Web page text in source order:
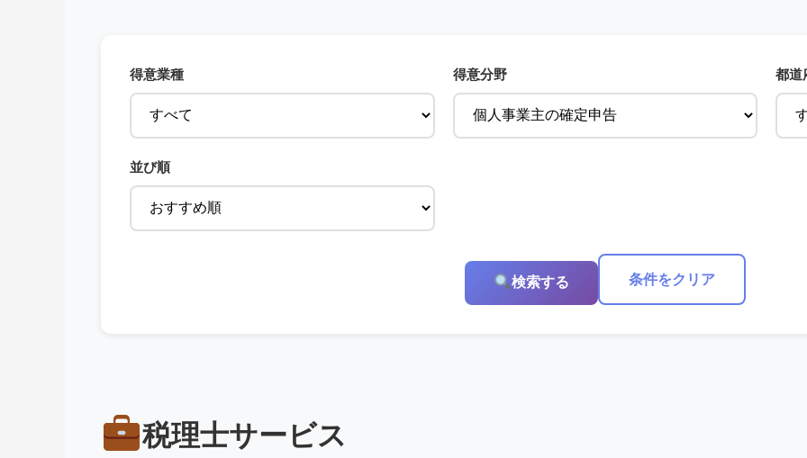
得意業種 得意分野 都道
並び順
検索する 条件をクリア
税理士サービス